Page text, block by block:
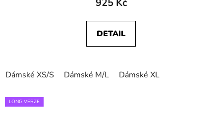
DETAIL
Dámské XS/S Dámské M/L Dámské XL
LONG VERZE